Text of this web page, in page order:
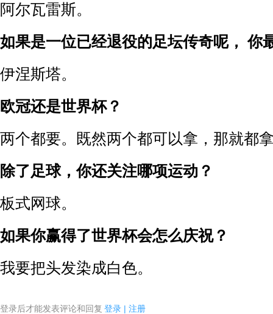
阿尔瓦雷斯。
如果是一位已经退役的足坛传奇呢， 你
伊涅斯塔。
欧冠还是世界杯？
两个都要。既然两个都可以拿，那就都
除了足球，你还关注哪项运动？
板式网球。
如果你赢得了世界杯会怎么庆祝？
我要把头发染成白色。
登录后才能发表评论和回复 登录 | 注册